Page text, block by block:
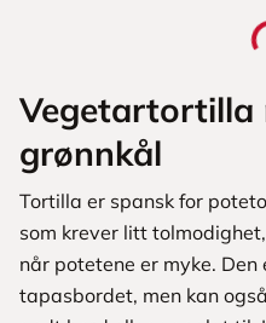
Vegetartortilla
grønnkål
Tortilla er spansk for
som krever litt
når potetene er myke. Den
tapasbordet, men kan